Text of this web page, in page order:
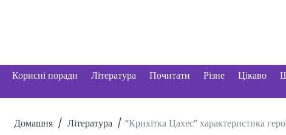
Корисні поради Література Почитати Різне Цікаво
Домашня Література “Крихітка Цахес” характеристика